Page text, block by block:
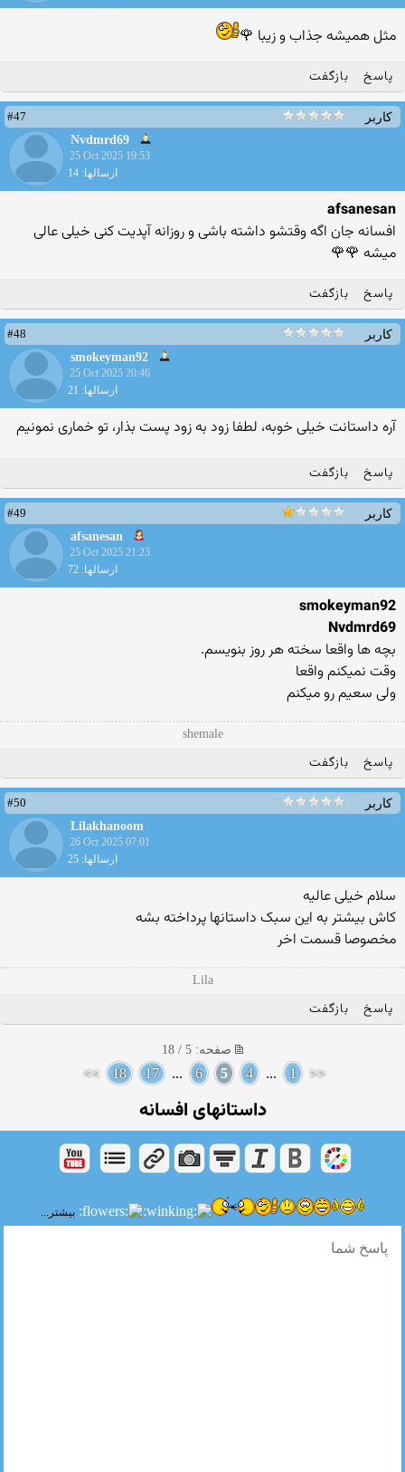
مثل همیشه جذاب و زیبا 🌹
پاسخ بازگفت
کاربر
#47
Nvdmrd69
25 Oct 2025 19:53
ارسالها: 14
afsanesan
افسانه جان اگه وقتشو داشته باشی و روزانه آپدیت کنی خیلی عالی
میشه 🌹🌹
پاسخ بازگفت
کاربر
#48
smokeyman92
25 Oct 2025 20:46
ارسالها: 21
آره داستانت خیلی خوبه، لطفا زود به زود پست بذار، تو خماری نمونیم
پاسخ بازگفت
کاربر
#49
afsanesan
25 Oct 2025 21:23
ارسالها: 72
smokeyman92
Nvdmrd69
بچه ها واقعا سخته هر روز بنویسم.
وقت نمیکنم واقعا
ولی سعیم رو میکنم
shemale
پاسخ بازگفت
کاربر
#50
Lilakhanoom
26 Oct 2025 07:01
ارسالها: 25
سلام خیلی عالیه
کاش بیشتر به این سبک داستانها پرداخته بشه
مخصوصا قسمت اخر
Lila
پاسخ بازگفت
صفحه: 5 / 18
<<
1
...
4
5
6
...
17
18
>>
داستانهای افسانه
بیشتر...